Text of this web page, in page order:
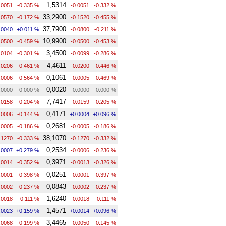
-0.335 % 1,5314 -0.0051
-0.332 %
-0.172 % 33,2900 -0.1520
-0.455 %
+0.011 % 37,7900 -0.0800
-0.211 %
-0.459 % 10,9900 -0.0500
-0.453 %
-0.301 % 3,4500 -0.0099
-0.286 %
-0.461 % 4,4611 -0.0200
-0.446 %
-0.564 % 0,1061 -0.0005
-0.469 %
0.000 % 0,0020 0.0000
0.000 %
-0.204 % 7,7417 -0.0159
-0.205 %
-0.144 % 0,4171 +0.0004 +0.096 %
-0.186 % 0,2681 -0.0005
-0.186 %
-0.333 % 38,1070 -0.1270
-0.332 %
+0.279 % 0,2534 -0.0006
-0.236 %
-0.352 % 0,3971 -0.0013
-0.326 %
-0.398 % 0,0251 -0.0001
-0.397 %
-0.237 % 0,0843 -0.0002
-0.237 %
-0.111 % 1,6240 -0.0018
-0.111 %
+0.159 % 1,4571 +0.0014 +0.096 %
-0.199 % 3,4465 -0.0050 -0.145 %